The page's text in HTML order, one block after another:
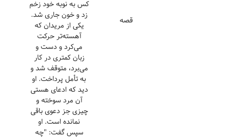
قصه
کس به نوبه خود زخم
زد و خون جاری شد.
یکی از مریدان که
آهسته‌تر حرکت
می‌کرد و دست و
زبان کمتری در کار
می‌برد، متوقف شد و
به تأمل پرداخت. او
دید که ادعای هستی
آن مرد سوخته و
چیزی جز دعوی باقی
نمانده است. او
سپس گفت: "چه